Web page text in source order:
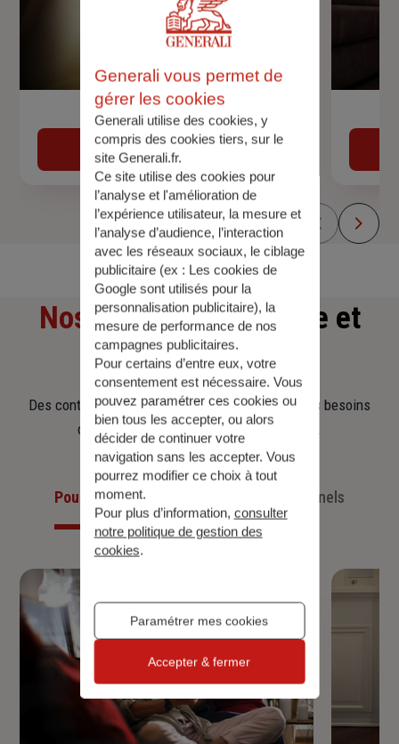
Devis assurance auto
Obtenir une estimation
Nos offresd'assurance et
d'épargne
Des contrats clairs et flexibles pour sécuriser vos besoins
d’aujourd’hui et anticiper ceux de demain.
Pour les particuliers Pour les professionnels
Generali vous permet de
gérer les cookies
Generali utilise des cookies, y
compris des cookies tiers, sur le
site Generali.fr.
Ce site utilise des cookies pour
l’analyse et l'amélioration de
l’expérience utilisateur, la mesure et
l’analyse d’audience, l’interaction
avec les réseaux sociaux, le ciblage
publicitaire (ex : Les cookies de
Google sont utilisés pour la
personnalisation publicitaire), la
mesure de performance de nos
campagnes publicitaires.
Pour certains d’entre eux, votre
consentement est nécessaire. Vous
pouvez paramétrer ces cookies ou
bien tous les accepter, ou alors
décider de continuer votre
navigation sans les accepter. Vous
pourrez modifier ce choix à tout
moment.
Pour plus d’information, consulter
notre politique de gestion des
cookies.
Paramétrer mes cookies
Accepter & fermer